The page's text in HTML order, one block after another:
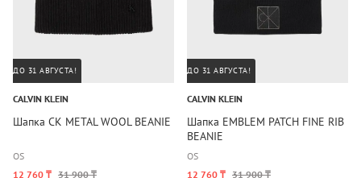
ДО 31 АВГУСТА!
CALVIN KLEIN
Шапка CK METAL WOOL BEANIE
OS
12 760 ₸ 31 900 ₸
ДО 31 АВГУСТА!
CALVIN KLEIN
Шапка EMBLEM PATCH FINE RIB
BEANIE
OS
12 760 ₸ 31 900 ₸